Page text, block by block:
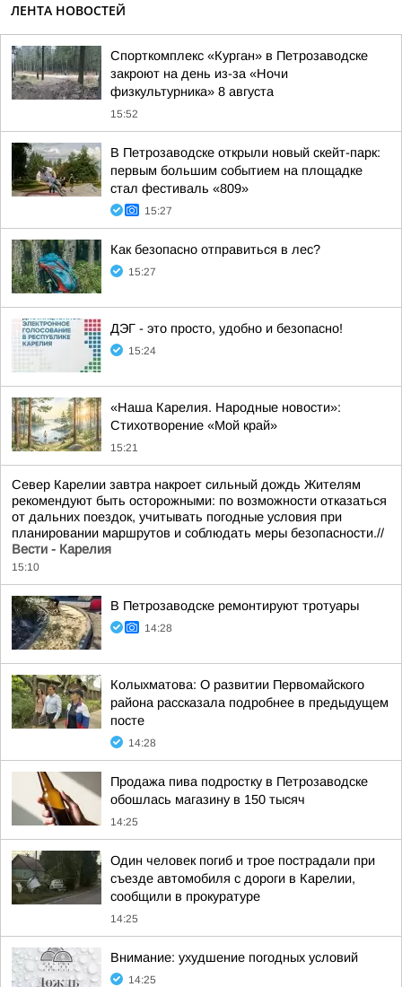
ЛЕНТА НОВОСТЕЙ
Спорткомплекс «Курган» в Петрозаводске
закроют на день из-за «Ночи
физкультурника» 8 августа
15:52
В Петрозаводске открыли новый скейт-парк:
первым большим событием на площадке
стал фестиваль «809»
15:27
Как безопасно отправиться в лес?
15:27
ДЭГ - это просто, удобно и безопасно!
15:24
«Наша Карелия. Народные новости»:
Стихотворение «Мой край»
15:21
Север Карелии завтра накроет сильный дождь Жителям
рекомендуют быть осторожными: по возможности отказаться
от дальних поездок, учитывать погодные условия при
планировании маршрутов и соблюдать меры безопасности.//
Вести - Карелия
15:10
В Петрозаводске ремонтируют тротуары
14:28
Колыхматова: О развитии Первомайского
района рассказала подробнее в предыдущем
посте
14:28
Продажа пива подростку в Петрозаводске
обошлась магазину в 150 тысяч
14:25
Один человек погиб и трое пострадали при
съезде автомобиля с дороги в Карелии,
сообщили в прокуратуре
14:25
Внимание: ухудшение погодных условий
14:25